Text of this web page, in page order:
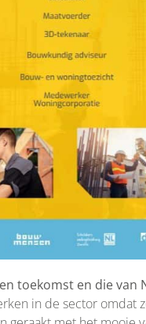
toekomst en die van
in de sector omdat